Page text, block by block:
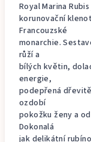
Royal Marina
korunovační
Francouzské
monarchie.
růží a
bílých květin,
energie,
podepřená
ozdobí
pokožku ženy a
Dokonalá
jak delikátní